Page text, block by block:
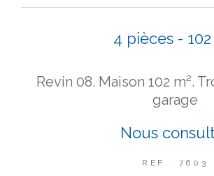
4 pièces - 102
Revin 08. Maison 102 m².
garage
Nous
REF : 7603